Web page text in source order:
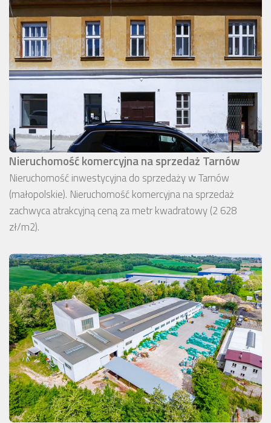
Nieruchomość komercyjna na sprzedaż Tarnów
Nieruchomość inwestycyjna do sprzedaży w Tarnów
(małopolskie). Nieruchomość komercyjna na sprzedaż
zachwyca atrakcyjną ceną za metr kwadratowy (2 628
zł/m2).